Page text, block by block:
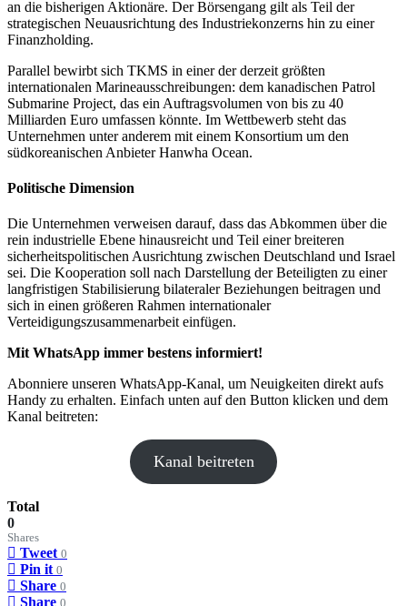
an die bisherigen Aktionäre. Der Börsengang gilt als Teil der
strategischen Neuausrichtung des Industriekonzerns hin zu einer
Finanzholding.
Parallel bewirbt sich TKMS in einer der derzeit größten
internationalen Marineausschreibungen: dem kanadischen Patrol
Submarine Project, das ein Auftragsvolumen von bis zu 40
Milliarden Euro umfassen könnte. Im Wettbewerb steht das
Unternehmen unter anderem mit einem Konsortium um den
südkoreanischen Anbieter Hanwha Ocean.
Politische Dimension
Die Unternehmen verweisen darauf, dass das Abkommen über die
rein industrielle Ebene hinausreicht und Teil einer breiteren
sicherheitspolitischen Ausrichtung zwischen Deutschland und Israel
sei. Die Kooperation soll nach Darstellung der Beteiligten zu einer
langfristigen Stabilisierung bilateraler Beziehungen beitragen und
sich in einen größeren Rahmen internationaler
Verteidigungszusammenarbeit einfügen.
Mit WhatsApp immer bestens informiert!
Abonniere unseren WhatsApp-Kanal, um Neuigkeiten direkt aufs
Handy zu erhalten. Einfach unten auf den Button klicken und dem
Kanal beitreten:
Kanal beitreten
Total
0
Shares
Tweet 0
Pin it 0
Share 0
Share 0